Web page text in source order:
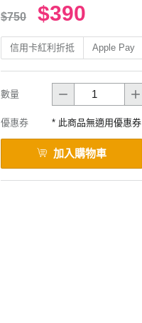
$750 $390
信用卡紅利折抵 Apple Pay
數量
優惠券 * 此商品無適用優惠券
加入購物車